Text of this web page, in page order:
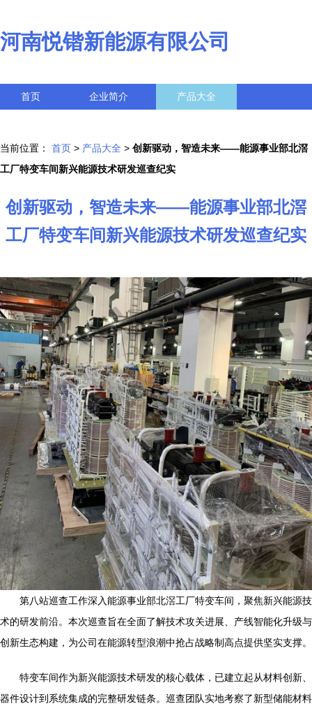
河南悦锴新能源有限公司
首页 企业简介 产品大全
当前位置： 首页 > 产品大全 > 创新驱动，智造未来——能源事业部北滘
工厂特变车间新兴能源技术研发巡查纪实
创新驱动，智造未来——能源事业部北滘
工厂特变车间新兴能源技术研发巡查纪实
第八站巡查工作深入能源事业部北滘工厂特变车间，聚焦新兴能源技
术的研发前沿。本次巡查旨在全面了解技术攻关进展、产线智能化升级与
创新生态构建，为公司在能源转型浪潮中抢占战略制高点提供坚实支撑。
特变车间作为新兴能源技术研发的核心载体，已建立起从材料创新、
器件设计到系统集成的完整研发链条。巡查团队实地考察了新型储能材料